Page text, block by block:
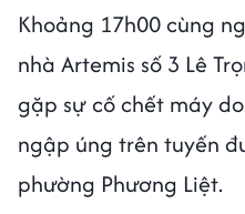
Khoảng 17h00 cùng
nhà Artemis số 3 Lê
gặp sự cố chết máy
ngập úng trên tuyến
phường Phương Liệt.